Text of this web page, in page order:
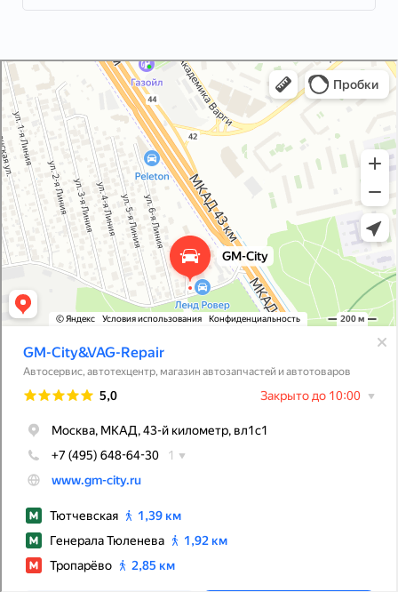
GM-City&VAG-Repair
Автосервис, автотехцентр в Москве
Магазин автозапчастей и автотоваров в Москве